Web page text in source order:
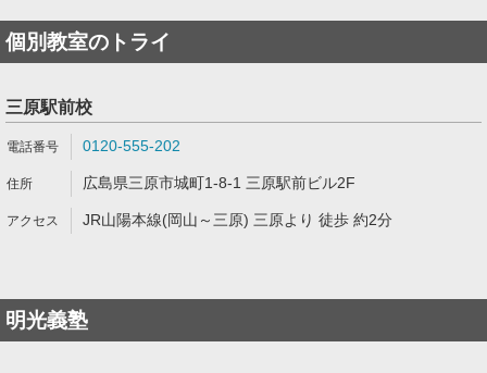
個別教室のトライ
三原駅前校
0120-555-202
広島県三原市城町1-8-1 三原駅前ビル2F
JR山陽本線(岡山～三原) 三原より 徒歩 約2分
明光義塾